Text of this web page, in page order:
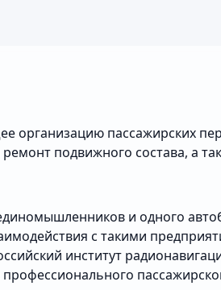
организацию пассажирских
подвижного состава, а
и одного
с такими
институт